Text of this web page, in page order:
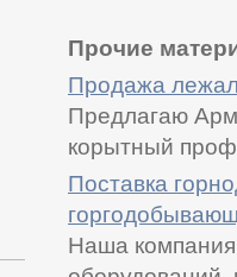
Прочие
Продажа
Предлагаю
корытный
Поставка
Наша